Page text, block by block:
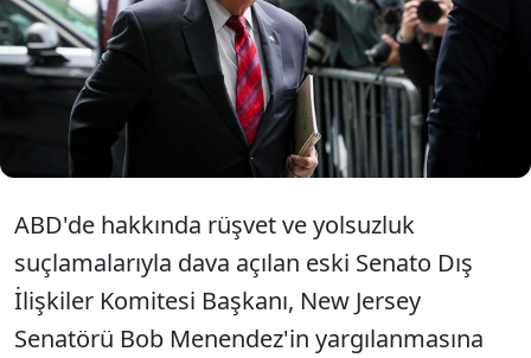
Senatör Menendez'in yargılanmasına
başlandı. Menendez, rüşvet ve
yolsuzlukla suçlanıyor.
ABD'de hakkında rüşvet ve yolsuzluk
suçlamalarıyla dava açılan eski Senato Dış
İlişkiler Komitesi Başkanı, New Jersey
Senatörü Bob Menendez'in yargılanmasına